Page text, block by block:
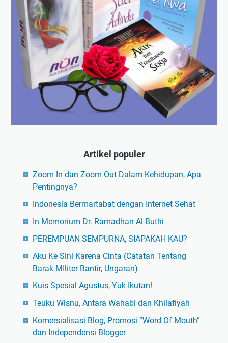
Artikel populer
Zoom In dan Zoom Out Dalam Kehidupan, Apa
Pentingnya?
Indonesia Bermartabat dengan Internet Sehat
In Memorium Dr. Ramadhan Al-Buthi
PEREMPUAN SEMPURNA, SIAPAKAH KAU?
Aku Ke Sini Karena Cinta (Catatan Tentang
Barak MIliter Bantir, Ungaran)
Kuis Spesial Agustus, Yuk Ikutan!
Teuku Wisnu, Antara Wahabi dan Khilafiyah
Komersialisasi Blog, Promosi “Word Of Mouth”
dan Independensi Blogger